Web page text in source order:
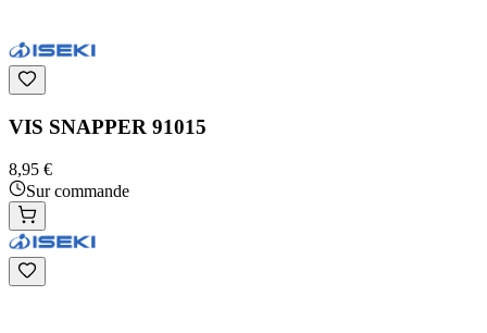
VIS SNAPPER 91015
8,95 €
Sur commande